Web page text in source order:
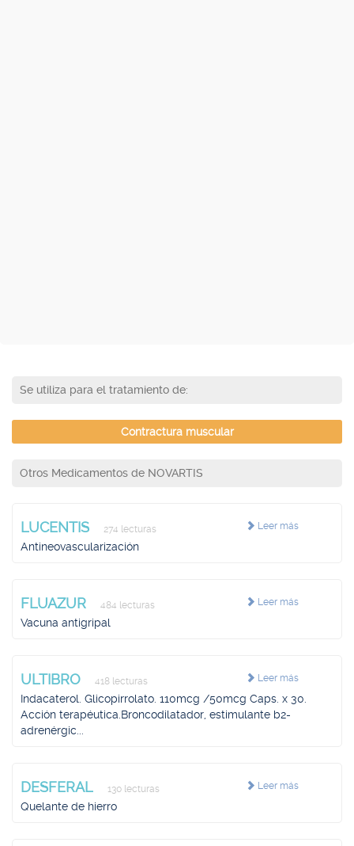
Se utiliza para el tratamiento de:
Contractura muscular
Otros Medicamentos de NOVARTIS
Leer más
LUCENTIS 274 lecturas
Antineovascularización
Leer más
FLUAZUR 484 lecturas
Vacuna antigripal
Leer más
ULTIBRO 418 lecturas
Indacaterol. Glicopirrolato. 110mcg /50mcg Caps. x 30.
Acción terapéutica.Broncodilatador, estimulante b2-
adrenérgic...
Leer más
DESFERAL 130 lecturas
Quelante de hierro